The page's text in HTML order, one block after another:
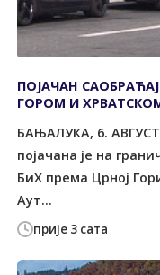
прије 3 сата
ПОЈАЧАН
ГОРОМ И
БАЊАЛУКА, 6.
појачана је на
БиХ према Црној
Аут...